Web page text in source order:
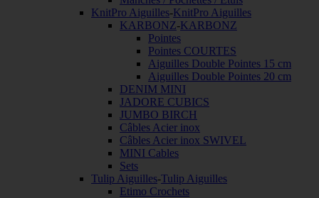
KnitPro Aiguilles-KnitPro Aiguilles
KARBONZ-KARBONZ
Pointes
Pointes COURTES
Aiguilles Double Pointes 15 cm
Aiguilles Double Pointes 20 cm
DENIM MINI
JADORE CUBICS
JUMBO BIRCH
Câbles Acier inox
Câbles Acier inox SWIVEL
MINI Cables
Sets
Tulip Aiguilles-Tulip Aiguilles
Etimo Crochets